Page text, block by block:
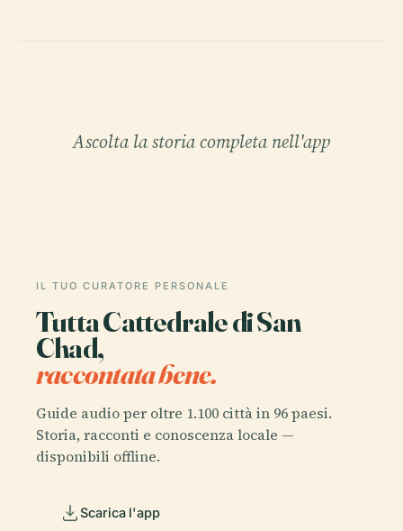
Ascolta la storia completa nell'app
IL TUO CURATORE PERSONALE
Tutta Cattedrale di San
Chad,
raccontata bene.
Guide audio per oltre 1.100 città in 96 paesi.
Storia, racconti e conoscenza locale —
disponibili offline.
Scarica l'app